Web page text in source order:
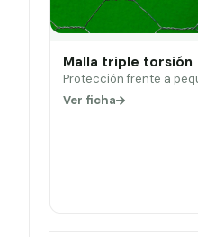
Malla triple torsión
Protección frente a
Ver ficha